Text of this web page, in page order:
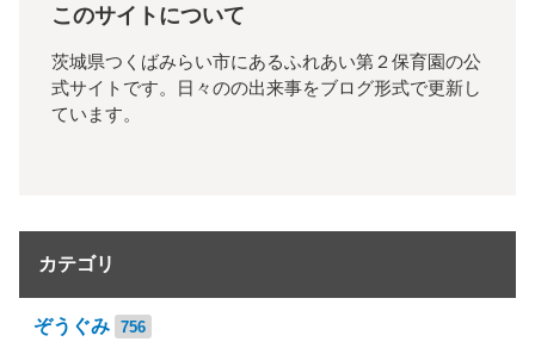
このサイトについて
茨城県つくばみらい市にあるふれあい第２保育園の公
式サイトです。日々のの出来事をブログ形式で更新し
ています。
カテゴリ
ぞうぐみ 756